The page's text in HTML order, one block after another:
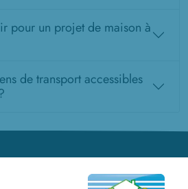
pour un projet de maison à
de transport accessibles